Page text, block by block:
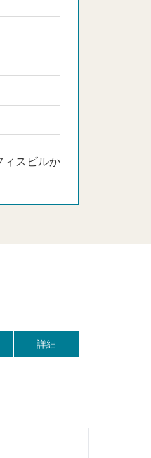
ィスビルか
詳細